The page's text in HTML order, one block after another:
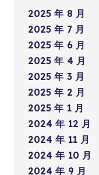
2025 年 8 月
2025 年 7 月
2025 年 6 月
2025 年 4 月
2025 年 3 月
2025 年 2 月
2025 年 1 月
2024 年 12 月
2024 年 11 月
2024 年 10 月
2024 年 9 月